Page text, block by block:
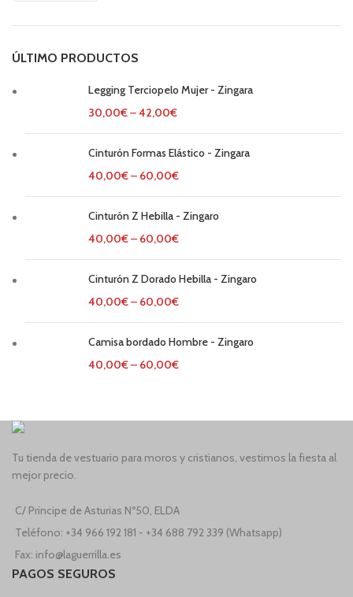
ÚLTIMO PRODUCTOS
Legging Terciopelo Mujer - Zingara
30,00€–42,00€
Cinturón Formas Elástico - Zingara
40,00€– 60,00€
Cinturón Z Hebilla - Zingaro
40,00€– 60,00€
Cinturón Z Dorado Hebilla - Zingaro
40,00€– 60,00€
Camisa bordado Hombre - Zingaro
40,00€– 60,00€
Tu tienda de vestuario para moros y cristianos, vestimos la fiesta al
mejor precio.
C/ Principe de Asturias Nº50, ELDA
Teléfono: +34 966 192 181 - +34 688 792 339 (Whatsapp)
Fax: info@laguerrilla.es
PAGOS SEGUROS